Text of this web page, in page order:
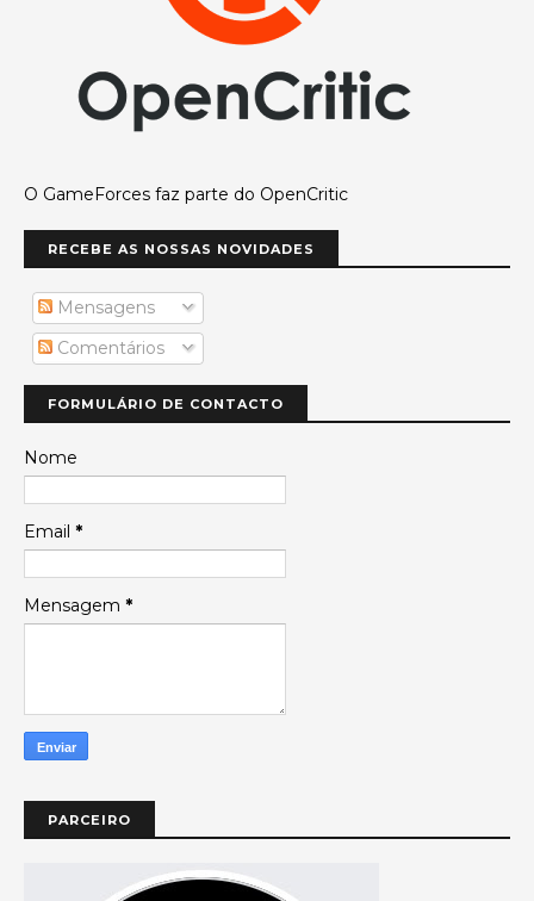
O GameForces faz parte do OpenCritic
RECEBE AS NOSSAS NOVIDADES
Mensagens
Comentários
FORMULÁRIO DE CONTACTO
Nome
Email *
Mensagem *
PARCEIRO